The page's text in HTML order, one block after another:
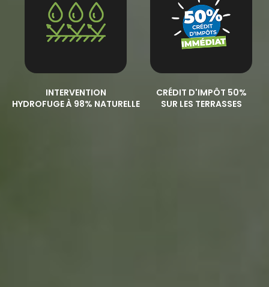
INTERVENTION
HYDROFUGE À 98% NATURELLE
CRÉDIT D'IMPÔT 50%
SUR LES TERRASSES